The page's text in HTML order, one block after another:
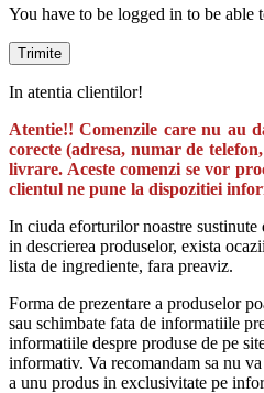
You have to be logged in to be able
In atentia clientilor!
Atentie!! Comenzile care nu au
corecte (adresa, numar de
livrare. Aceste comenzi se vor
clientul ne pune la dispozitiei
In ciuda eforturilor noastre
in descrierea produselor, exista
lista de ingrediente, fara preaviz.
Forma de prezentare a produselor
sau schimbate fata de informatiile
informatiile despre produse de pe
informativ. Va recomandam sa nu
a unu produs in exclusivitate pe